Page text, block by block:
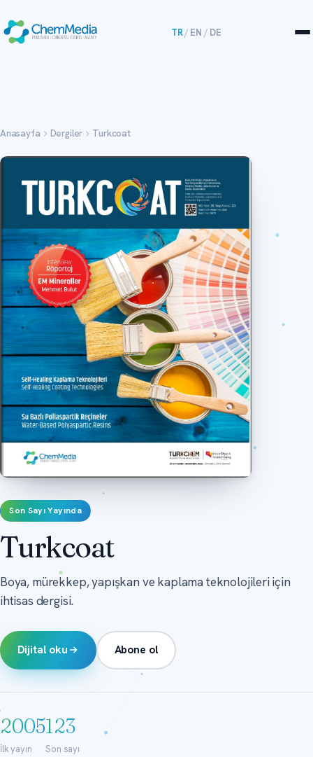
TR/ EN / DE
Anasayfa Dergiler Turkcoat
Son Sayı Yayında
Turkcoat
Boya, mürekkep, yapışkan ve kaplama teknolojileri için
ihtisas dergisi.
Dijital oku Abone ol
2005
İlk yayın
123
Son sayı